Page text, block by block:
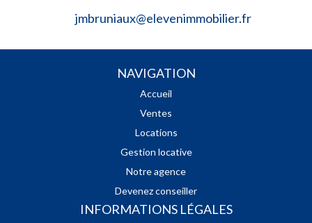
jmbruniaux@elevenimmobilier.fr
NAVIGATION
Accueil
Ventes
Locations
Gestion locative
Notre agence
Devenez conseiller
INFORMATIONS LÉGALES